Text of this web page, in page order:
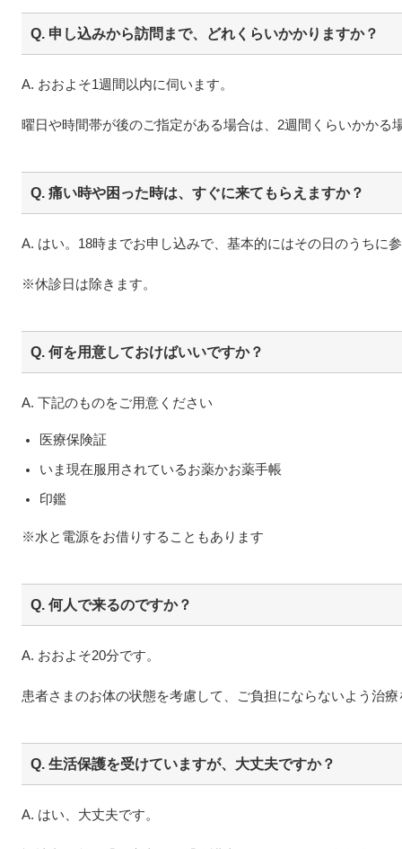
Q. 申し込みから訪問まで、どれくらいかかりますか？
A. おおよそ1週間以内に伺います。
曜日や時間帯が後のご指定がある場合は、2週間くらいかかる
Q. 痛い時や困った時は、すぐに来てもらえますか？
A. はい。18時までお申し込みで、基本的にはその日のうちに
※休診日は除きます。
Q. 何を用意しておけばいいですか？
A. 下記のものをご用意ください
医療保険証
いま現在服用されているお薬かお薬手帳
印鑑
※水と電源をお借りすることもあります
Q. 何人で来るのですか？
A. おおよそ20分です。
患者さまのお体の状態を考慮して、ご負担にならないよう治
Q. 生活保護を受けていますが、大丈夫ですか？
A. はい、大丈夫です。